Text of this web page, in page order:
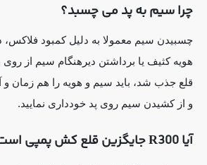
چرا سیم به پد می چسبد؟
چسبیدن سیم معمولا به دلیل کمبود
هویه کثیف یا برداشتن دیرهنگام سیم از
قلع جذب شد، باید سیم و هویه را هم زمان و
و از کشیدن سیم روی پد خودداری نمایید.
آیا R300 جایگزین قلع کش پمپی است؟